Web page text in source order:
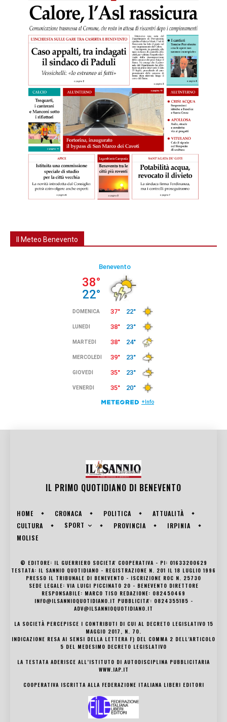
Il Meteo Benevento
IL PRIMO QUOTIDIANO DI BENEVENTO
HOME CRONACA POLITICA
ATTUALITÀ
CULTURA
SPORT PROVINCIA
IRPINIA
MOLISE
© EDITORE: IL GUERRIERO SOCIETA' COOPERATIVA - PI: 01633200629
TESTATA: IL SANNIO QUOTIDIANO - REGISTRAZIONE N. 201 IL 18 LUGLIO 1996
PRESSO IL TRIBUNALE DI BENEVENTO - ISCRIZIONE ROC N. 25730
SEDE LEGALE: VIA LUIGI PICCINATO 20 - BENEVENTO DIRETTORE
RESPONSABILE: MARCO TISO REDAZIONE: 082450469
INFO@ILSANNIOQUOTIDIANO.IT PUBBLICITA': 0824355185 -
ADV@ILSANNIOQUOTIDIANO.IT
LA SOCIETÀ PERCEPISCE I CONTRIBUTI DI CUI AL DECRETO LEGISLATIVO 15
MAGGIO 2017, N. 70.
INDICAZIONE RESA AI SENSI DELLA LETTERA F) DEL COMMA 2 DELL’ARTICOLO
5 DEL MEDESIMO DECRETO LEGISLATIVO
LA TESTATA ADERISCE ALL’ISTITUTO DI AUTODISCIPLINA PUBBLICITARIA
WWW.IAP.IT
COOPERATIVA ISCRITTA ALLA FEDERAZIONE ITALIANA LIBERI EDITORI